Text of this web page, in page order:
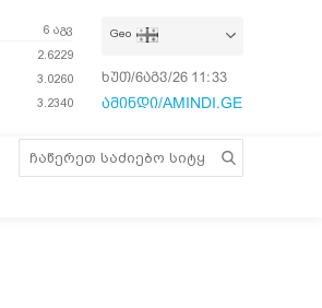
6 აგვ
2.6229
3.0260
3.2340
Geo
ხუთ/6აგვ/26 11:33:08
ამინდი/AMINDI.GE